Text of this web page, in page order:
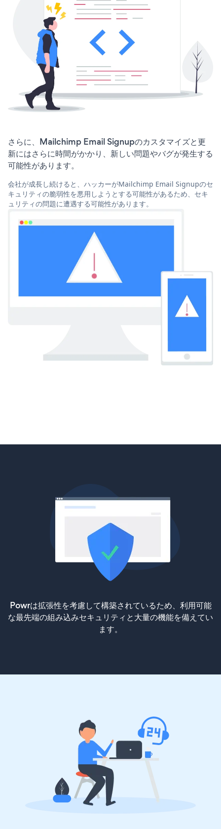
さらに、Mailchimp Email Signupのカスタマイズと更
新にはさらに時間がかかり、新しい問題やバグが発生する
可能性があります。
会社が成長し続けると、ハッカーがMailchimp Email Signupのセ
キュリティの脆弱性を悪用しようとする可能性があるため、セキ
ュリティの問題に遭遇する可能性があります。
Powrは拡張性を考慮して構築されているため、利用可能
な最先端の組み込みセキュリティと大量の機能を備えてい
ます。